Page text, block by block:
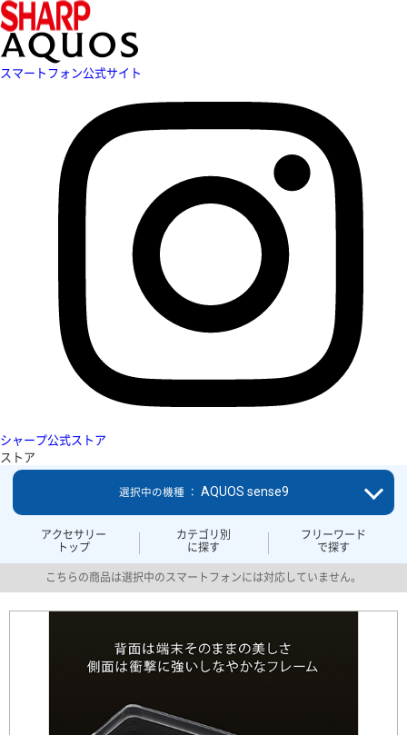
スマートフォン公式サイト
シャープ公式ストア
ストア
アクセサリー
トップ
カテゴリ別
に探す
フリーワード
で探す
選択中の機種 ： AQUOS sense9
こちらの商品は選択中のスマートフォンには対応していません。